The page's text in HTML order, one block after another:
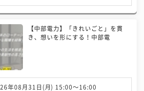
【中部電力】「きれいごと」を貫
き、想いを形にする！中部電
年08月31日(月) 15:00〜16:00